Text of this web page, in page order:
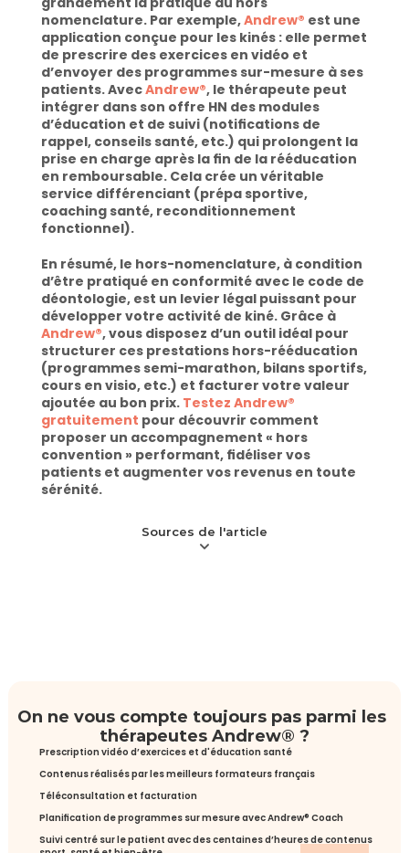
nomenclature. Par exemple, Andrew® est une
application conçue pour les kinés : elle permet
de prescrire des exercices en vidéo et
d’envoyer des programmes sur-mesure à ses
patients. Avec Andrew®, le thérapeute peut
intégrer dans son offre HN des modules
d’éducation et de suivi (notifications de
rappel, conseils santé, etc.) qui prolongent la
prise en charge après la fin de la rééducation
en remboursable. Cela crée un véritable
service différenciant (prépa sportive,
coaching santé, reconditionnement
fonctionnel).
En résumé, le hors-nomenclature, à condition
d’être pratiqué en conformité avec le code de
déontologie, est un levier légal puissant pour
développer votre activité de kiné. Grâce à
Andrew®, vous disposez d’un outil idéal pour
structurer ces prestations hors-rééducation
(programmes semi-marathon, bilans sportifs,
cours en visio, etc.) et facturer votre valeur
ajoutée au bon prix. Testez Andrew®
gratuitement pour découvrir comment
proposer un accompagnement « hors
convention » performant, fidéliser vos
patients et augmenter vos revenus en toute
sérénité.
Sources de l'article
On ne vous compte toujours pas parmi les
thérapeutes Andrew® ?
Prescription vidéo d’exercices et d'éducation santé
Contenus réalisés par les meilleurs formateurs français
Téléconsultation et facturation
Planification de programmes sur mesure avec Andrew® Coach
Suivi centré sur le patient avec des centaines d’heures de contenus